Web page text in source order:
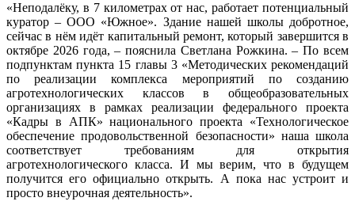
«Неподалёку, в 7 километрах от нас, работает потенциальный
куратор – ООО «Южное». Здание нашей школы добротное,
сейчас в нём идёт капитальный ремонт, который завершится в
октябре 2026 года, – пояснила Светлана Рожкина. – По всем
подпунктам пункта 15 главы 3 «Методических рекомендаций
по реализации комплекса мероприятий по созданию
агротехнологических классов в общеобразовательных
организациях в рамках реализации федерального проекта
«Кадры в АПК» национального проекта «Технологическое
обеспечение продовольственной безопасности» наша школа
соответствует требованиям для открытия
агротехнологического класса. И мы верим, что в будущем
получится его официально открыть. А пока нас устроит и
просто внеурочная деятельность».